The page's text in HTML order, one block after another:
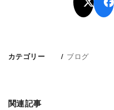
カテゴリー ブログ
関連記事